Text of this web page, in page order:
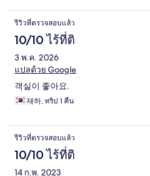
รีวิวที่ตรวจสอบแล้ว
10/10 ไร้ที่ติ
3 พ.ค. 2026
แปลด้วย Google
객실이 좋아요.
재하, ทริป 1 คืน
รีวิวที่ตรวจสอบแล้ว
10/10 ไร้ที่ติ
14 ก.พ. 2023